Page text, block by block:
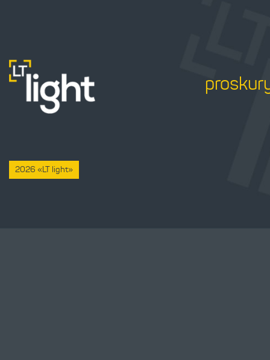
2026 «LT light»